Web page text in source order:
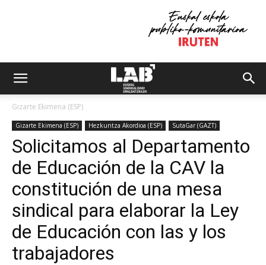
Gizarte Ekimena (ESP)
Gizarte Ekimena (ESP) Hezkuntza Akordioa (ESP) SutaGar (GAZT)
Solicitamos al Departamento
de Educación de la CAV la
constitución de una mesa
sindical para elaborar la Ley
de Educación con las y los
trabajadores